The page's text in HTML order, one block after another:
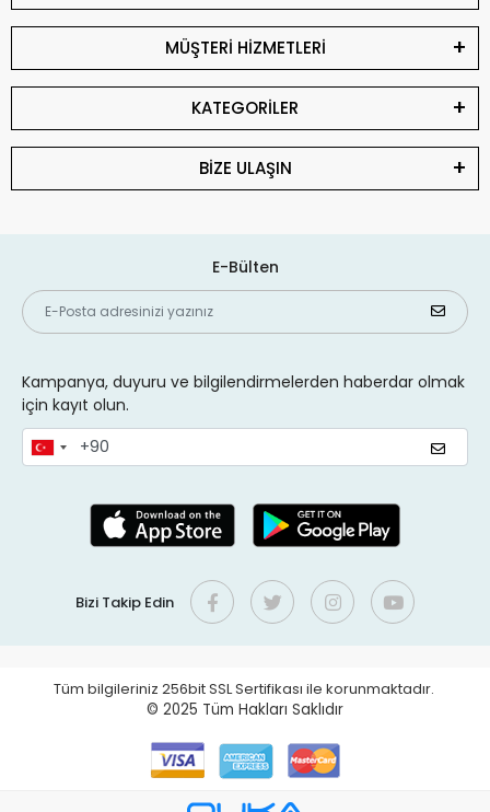
MÜŞTERİ HİZMETLERİ
KATEGORİLER
BİZE ULAŞIN
E-Bülten
Kampanya, duyuru ve bilgilendirmelerden haberdar olmak
için kayıt olun.
Bizi Takip Edin
Tüm bilgileriniz 256bit SSL Sertifikası ile korunmaktadır.
© 2025 Tüm Hakları Saklıdır